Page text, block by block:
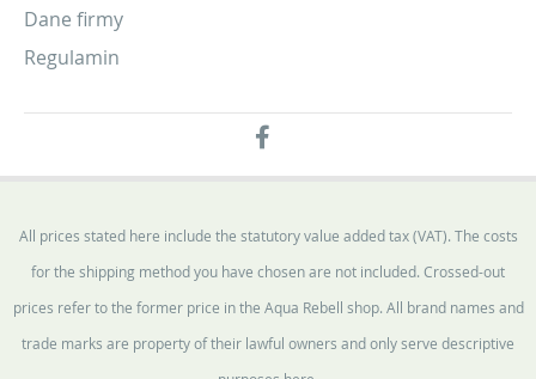
Dane firmy
Regulamin
All prices stated here include the statutory value added tax (VAT). The costs
for the shipping method you have chosen are not included. Crossed-out
prices refer to the former price in the Aqua Rebell shop. All brand names and
trade marks are property of their lawful owners and only serve descriptive